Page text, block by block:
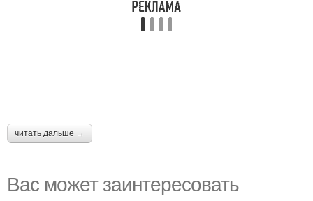
читать дальше →
Вас может заинтересовать